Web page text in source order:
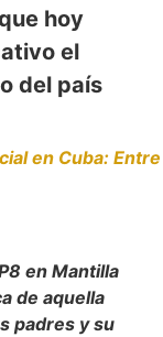
hoy
el
del país
en Cuba: Entre
en Mantilla
de aquella
padres y su